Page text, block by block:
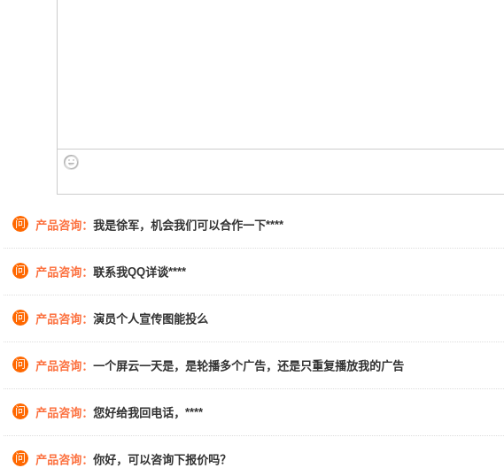
问 产品咨询： 我是徐军，机会我们可以合作一下****
问 产品咨询： 联系我QQ详谈****
问 产品咨询： 演员个人宣传图能投么
问 产品咨询： 一个屏云一天是，是轮播多个广告，还是只重复播放我的广告
问 产品咨询： 您好给我回电话，****
问 产品咨询： 你好，可以咨询下报价吗？